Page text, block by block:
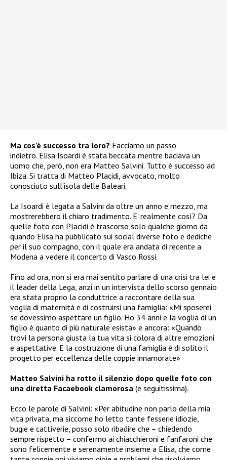
Ma cos’è successo tra loro? Facciamo un passo
indietro. Elisa Isoardi è stata beccata mentre baciava un
uomo che, però, non era Matteo Salvini. Tutto è successo ad
Ibiza. Si tratta di Matteo Placidi, avvocato, molto
conosciuto sull’isola delle Baleari.
La Isoardi è legata a Salvini da oltre un anno e mezzo, ma
mostrerebbero il chiaro tradimento. E’ realmente così? Da
quelle foto con Placidi è trascorso solo qualche giorno da
quando Elisa ha pubblicato sui social diverse foto e dediche
per il suo compagno, con il quale era andata di recente a
Modena a vedere il concerto di Vasco Rossi.
Fino ad ora, non si era mai sentito parlare di una crisi tra lei e
il leader della Lega, anzi in un intervista dello scorso gennaio
era stata proprio la conduttrice a raccontare della sua
voglia di maternità e di costruirsi una famiglia: «Mi sposerei
se dovessimo aspettare un figlio. Ho 34 anni e la voglia di un
figlio è quanto di più naturale esista» e ancora: «Quando
trovi la persona giusta la tua vita si colora di altre emozioni
e aspettative. E la costruzione di una famiglia è di solito il
progetto per eccellenza delle coppie innamorate»
Matteo Salvini ha rotto il silenzio dopo quelle foto con
una diretta Facaebook clamorosa (e seguitissima).
Ecco le parole di Salvini: «Per abitudine non parlo della mia
vita privata, ma siccome ho letto tante fesserie idiozie,
bugie e cattiverie, posso solo ribadire che – chiedendo
sempre rispetto – confermo ai chiacchieroni e fanfaroni che
sono felicemente e serenamente insieme a Elisa, che come